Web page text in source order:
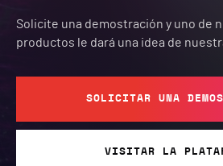
Solicite una demostración y uno de
productos le dará una idea de
SOLICITAR UNA
VISITAR LA